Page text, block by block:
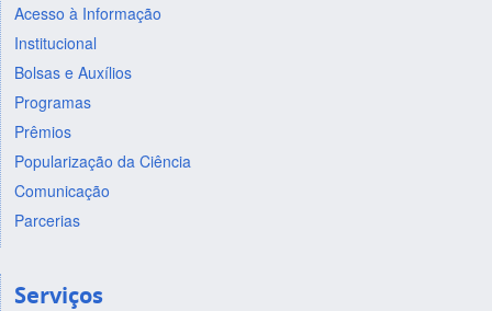
Acesso à Informação
Institucional
Bolsas e Auxílios
Programas
Prêmios
Popularização da Ciência
Comunicação
Parcerias
Serviços